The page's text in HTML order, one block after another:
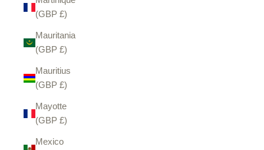
(GBP £)
Mauritania
(GBP £)
Mauritius
(GBP £)
Mayotte
(GBP £)
Mexico